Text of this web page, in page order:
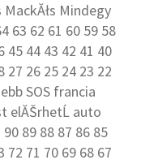
Mindegy
63 62 61 60 59 58
45 44 43 42 41 40
27 26 25 24 23 22
SOS francia
elĂŠrhetĹ auto
89 88 87 86 85
72 71 70 69 68 67